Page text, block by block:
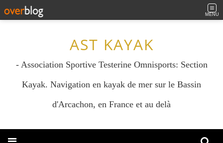
MENU
AST KAYAK
- Association Sportive Testerine Omnisports: Section
Kayak. Navigation en kayak de mer sur le Bassin
d'Arcachon, en France et au delà